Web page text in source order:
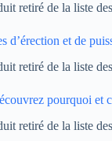
retiré de la liste
d’érection et de
retiré de la liste
pourquoi et
retiré de la liste